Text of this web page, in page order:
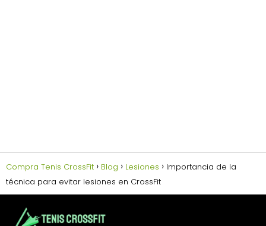
Compra Tenis CrossFit Blog Lesiones
Importancia de la
técnica para evitar lesiones en CrossFit